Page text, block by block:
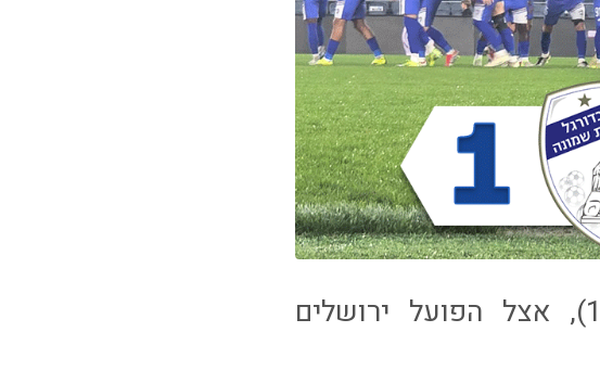
עירוני ׳איתוראן׳ התארחה הערב (שבת, 18:30), אצל הפועל ירושלים